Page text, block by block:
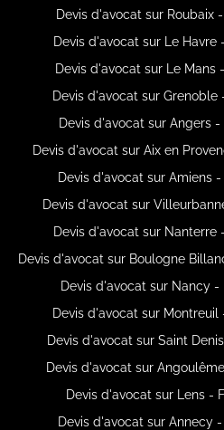
Devis d'avocat sur Roubaix
Devis d'avocat sur Le
Devis d'avocat sur Le Mans
Devis d'avocat sur
Devis d'avocat sur Angers
Devis d'avocat sur Aix en
Devis d'avocat sur Amiens
Devis d'avocat sur
Devis d'avocat sur
Devis d'avocat sur Boulogne
Devis d'avocat sur Nancy
Devis d'avocat sur
Devis d'avocat sur Saint
Devis d'avocat sur
Devis d'avocat sur Lens -
Devis d'avocat sur Annecy